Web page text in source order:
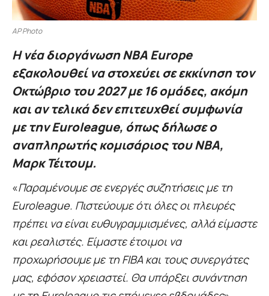
AP Photo
Η νέα διοργάνωση NBA Europe
εξακολουθεί να στοχεύει σε εκκίνηση τον
Οκτώβριο του 2027 με 16 ομάδες, ακόμη
και αν τελικά δεν επιτευχθεί συμφωνία
με την Euroleague, όπως δήλωσε ο
αναπληρωτής κομισάριος του NBA,
Μαρκ Τέιτουμ.
«Παραμένουμε σε ενεργές συζητήσεις με τη
Euroleague. Πιστεύουμε ότι όλες οι πλευρές
πρέπει να είναι ευθυγραμμισμένες, αλλά είμαστε
και ρεαλιστές. Είμαστε έτοιμοι να
προχωρήσουμε με τη FIBA και τους συνεργάτες
μας, εφόσον χρειαστεί. Θα υπάρξει συνάντηση